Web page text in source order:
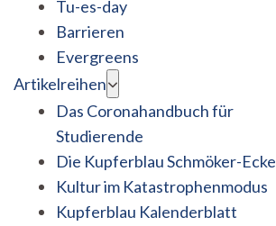
Tu-es-day
Barrieren
Evergreens
Artikelreihen
Das Coronahandbuch für
Studierende
Die Kupferblau Schmöker-Ecke
Kultur im Katastrophenmodus
Kupferblau Kalenderblatt